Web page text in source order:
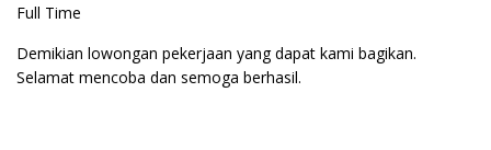
Full Time
Demikian lowongan pekerjaan yang dapat kami bagikan.
Selamat mencoba dan semoga berhasil.